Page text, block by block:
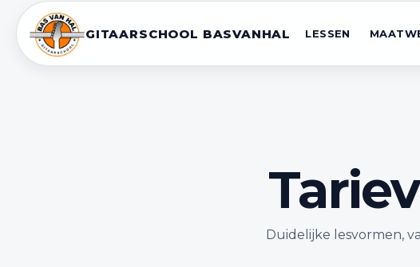
GITAARSCHOOL BASVANHAL LESSEN
Duidelijke lesvormen,